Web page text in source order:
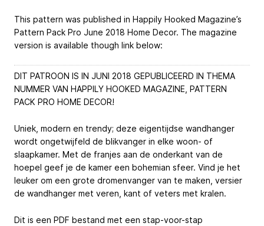
This pattern was published in Happily Hooked Magazine’s
Pattern Pack Pro June 2018 Home Decor. The magazine
version is available though link below:
DIT PATROON IS IN JUNI 2018 GEPUBLICEERD IN THEMA
NUMMER VAN HAPPILY HOOKED MAGAZINE, PATTERN
PACK PRO HOME DECOR!
Uniek, modern en trendy; deze eigentijdse wandhanger
wordt ongetwijfeld de blikvanger in elke woon- of
slaapkamer. Met de franjes aan de onderkant van de
hoepel geef je de kamer een bohemian sfeer. Vind je het
leuker om een grote dromenvanger van te maken, versier
de wandhanger met veren, kant of veters met kralen.
Dit is een PDF bestand met een stap-voor-stap